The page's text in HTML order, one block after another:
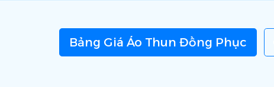
Bảng Giá Áo Thun Đồng Phục